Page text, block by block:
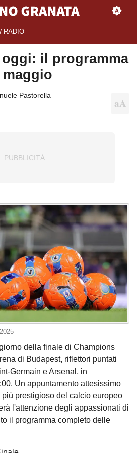
RADIO
il programma
Pastorella
della finale di Champions
di Budapest, riflettori puntati
Germain e Arsenal, in
Un appuntamento attesissimo
prestigioso del calcio europeo
l'attenzione degli appassionati di
il programma completo delle